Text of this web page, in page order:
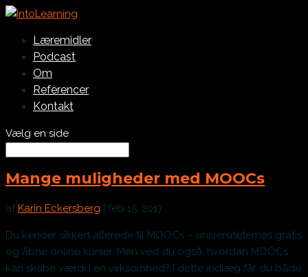
Læremidler
Podcast
Om
Referencer
Kontakt
Vælg en side
Mange muligheder med MOOCs
afKarin Eckersberg | feb 15, 2017
Du kender sikkert allerede til MOOCs – universiteternes gratis
og åbne online kurser. Men ved du også, hvordan MOOCs
kan skabe værdi i en virksomhed? I dette indlæg får du både